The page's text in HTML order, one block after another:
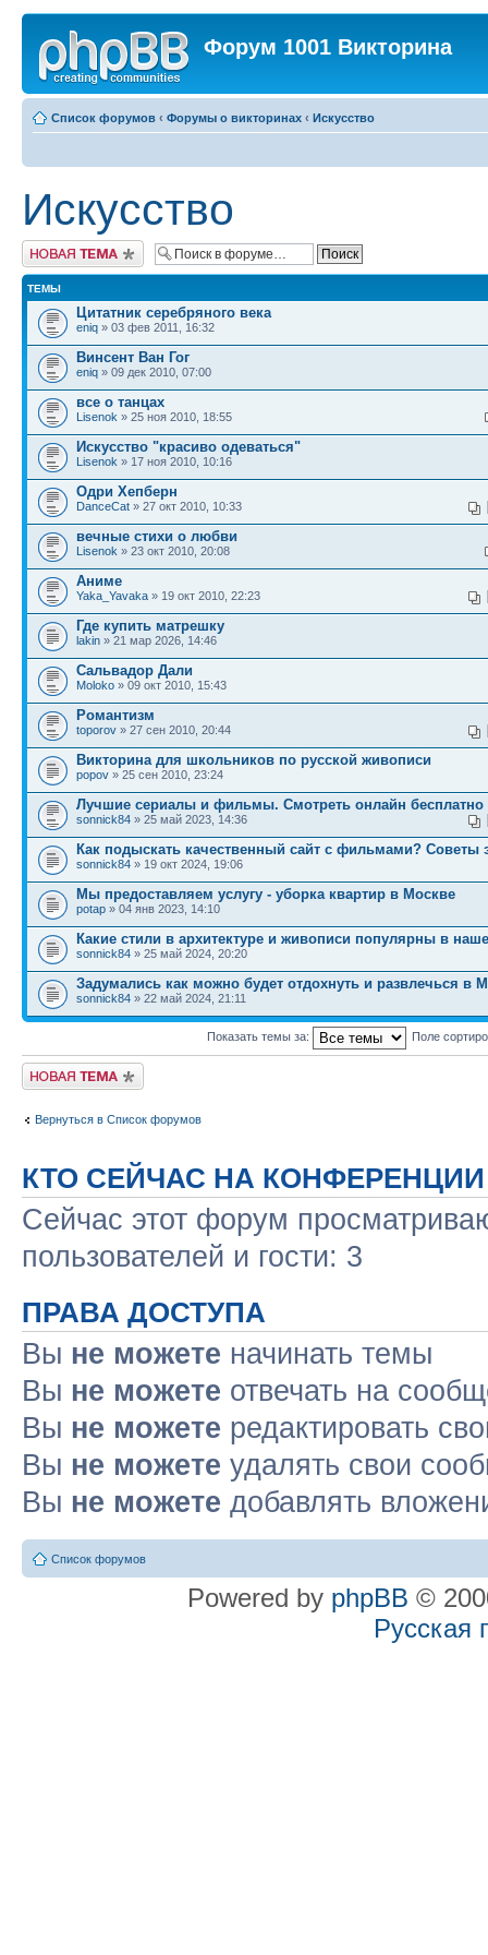
Форум 1001 Викторина
Список форумов ‹ Форумы о викторинах ‹ Искусство
Искусство
Новая тема
ТЕМЫ
Цитатник серебряного века
eniq » 03 фев 2011, 16:32
Винсент Ван Гог
eniq » 09 дек 2010, 07:00
все о танцах
Lisenok » 25 ноя 2010, 18:55
Искусство "красиво одеваться"
Lisenok » 17 ноя 2010, 10:16
Одри Хепберн
DanceCat » 27 окт 2010, 10:33
вечные стихи о любви
Lisenok » 23 окт 2010, 20:08
Аниме
Yaka_Yavaka » 19 окт 2010, 22:23
Где купить матрешку
lakin » 21 мар 2026, 14:46
Сальвадор Дали
Moloko » 09 окт 2010, 15:43
Романтизм
toporov » 27 сен 2010, 20:44
Викторина для школьников по русской живописи
popov » 25 сен 2010, 23:24
Лучшие сериалы и фильмы. Смотреть онлайн бесплатно
sonnick84 » 25 май 2023, 14:36
Как подыскать качественный сайт с фильмами? Советы
sonnick84 » 19 окт 2024, 19:06
Мы предоставляем услугу - уборка квартир в Москве
potap » 04 янв 2023, 14:10
Какие стили в архитектуре и живописи популярны в
sonnick84 » 25 май 2024, 20:20
Задумались как можно будет отдохнуть и развлечься в
sonnick84 » 22 май 2024, 21:11
Показать темы за: Поле
Новая тема
Вернуться в Список форумов
КТО СЕЙЧАС НА КОНФЕРЕНЦИИ
Сейчас этот форум
пользователей и гости: 3
ПРАВА ДОСТУПА
Вы не можете начинать темы
Вы не можете отвечать на
Вы не можете редактировать
Вы не можете удалять свои
Вы не можете добавлять
Список форумов
Powered by phpBB ©
Русская